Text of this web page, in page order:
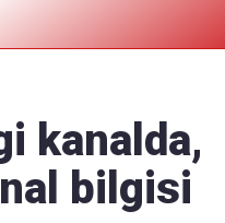
içintıklayın
kanalda,
bilgisi